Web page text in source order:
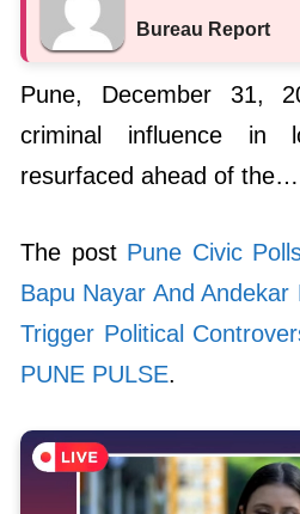
Bureau Report
Pune, December 31,
criminal influence in
resurfaced ahead of the…
The post Pune Civic
Bapu Nayar And
Trigger Political
PUNE PULSE.